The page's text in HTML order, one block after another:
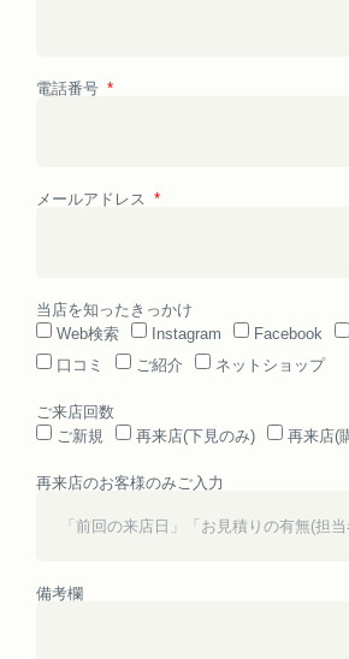
電話番号
メールアドレス
当店を知ったきっかけ
Web検索
Instagram Facebook
口コミ
ご紹介 ネットショップ
ご来店回数
ご新規
再来店(下見のみ) 再来店(
再来店のお客様のみご入力
備考欄